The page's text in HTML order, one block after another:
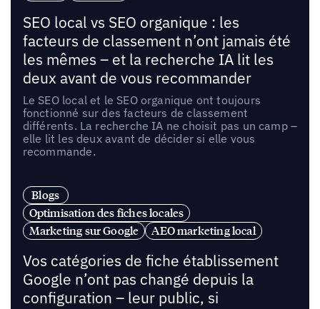
SEO local vs SEO organique : les
facteurs de classement n’ont jamais été
les mêmes – et la recherche IA lit les
deux avant de vous recommander
Le SEO local et le SEO organique ont toujours
fonctionné sur des facteurs de classement
différents. La recherche IA ne choisit pas un camp –
elle lit les deux avant de décider si elle vous
recommande.
Blogs
Optimisation des fiches locales
Marketing sur Google
AEO marketing local
Vos catégories de fiche établissement
Google n’ont pas changé depuis la
configuration – leur public, si